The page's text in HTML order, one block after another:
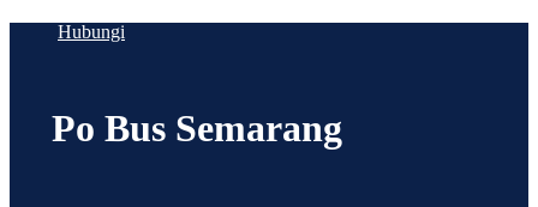
Hubungi
Po Bus Semarang